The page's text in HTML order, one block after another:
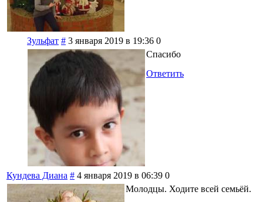
Зульфат # 3 января 2019 в 19:36 0
Спасибо
Ответить
Кундева Диана # 4 января 2019 в 06:39 0
Молодцы. Ходите всей семьёй.